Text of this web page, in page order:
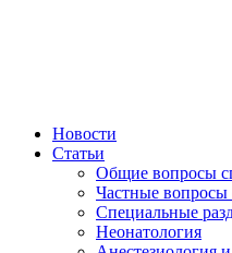
Новости
Статьи
Общие вопросы
Частные вопросы
Специальные
Неонатология